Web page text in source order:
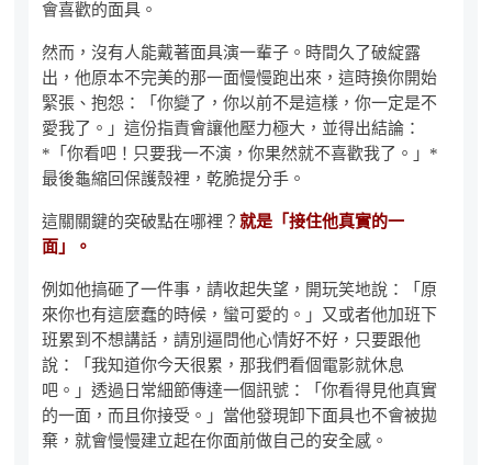
會喜歡的面具。
然而，沒有人能戴著面具演一輩子。時間久了破綻露
出，他原本不完美的那一面慢慢跑出來，這時換你開始
緊張、抱怨：「你變了，你以前不是這樣，你一定是不
愛我了。」這份指責會讓他壓力極大，並得出結論：
*「你看吧！只要我一不演，你果然就不喜歡我了。」*
最後龜縮回保護殼裡，乾脆提分手。
這關關鍵的突破點在哪裡？就是「接住他真實的一
面」。
例如他搞砸了一件事，請收起失望，開玩笑地說：「原
來你也有這麼蠢的時候，蠻可愛的。」又或者他加班下
班累到不想講話，請別逼問他心情好不好，只要跟他
說：「我知道你今天很累，那我們看個電影就休息
吧。」透過日常細節傳達一個訊號：「你看得見他真實
的一面，而且你接受。」當他發現卸下面具也不會被拋
棄，就會慢慢建立起在你面前做自己的安全感。